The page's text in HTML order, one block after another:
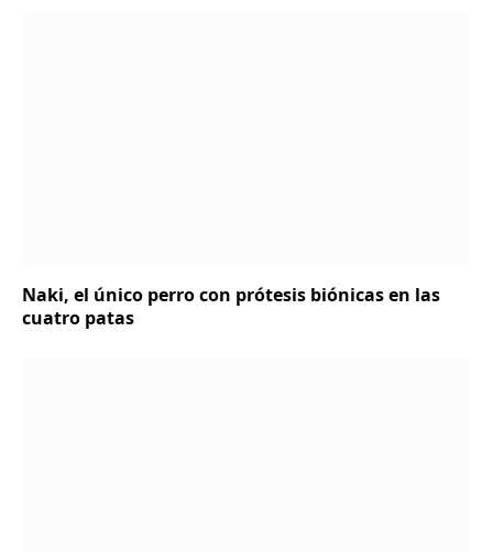
Naki, el único perro con prótesis biónicas en las
cuatro patas